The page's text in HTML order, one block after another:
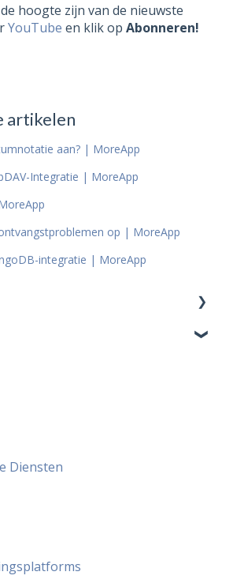
hoogte zijn van de nieuwste
YouTube en klik op Abonneren!
artikelen
aan? | MoreApp
Integratie | MoreApp
op | MoreApp
integratie | MoreApp
FAQ
Diensten